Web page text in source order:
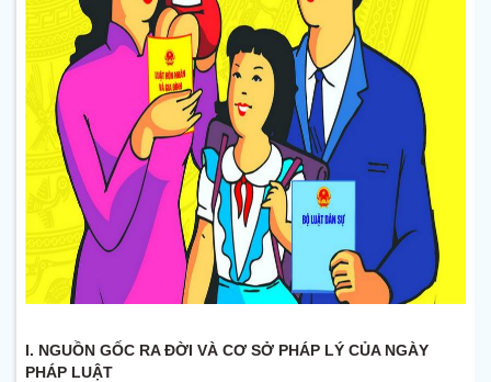
I. NGUỒN GỐC RA ĐỜI VÀ CƠ SỞ PHÁP LÝ CỦA NGÀY
PHÁP LUẬT